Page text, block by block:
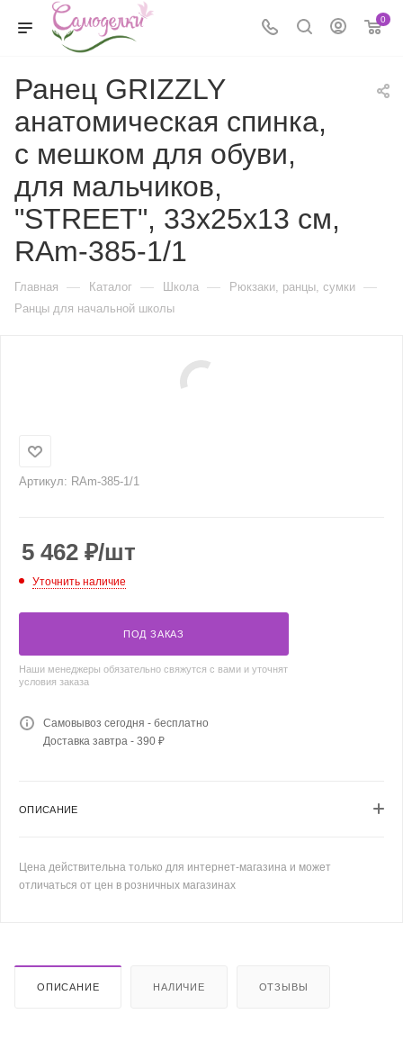
0
Ранец GRIZZLY
анатомическая спинка,
с мешком для обуви,
для мальчиков,
"STREET", 33х25х13 см,
RAm-385-1/1
Главная — Каталог — Школа — Рюкзаки, ранцы, сумки —
Ранцы для начальной школы
Артикул: RAm-385-1/1
5 462 ₽/шт
Уточнить наличие
ПОД ЗАКАЗ
Наши менеджеры обязательно свяжутся с вами и уточнят
условия заказа
Самовывоз сегодня - бесплатно
Доставка завтра - 390 ₽
ОПИСАНИЕ
Цена действительна только для интернет-магазина и может
отличаться от цен в розничных магазинах
ОПИСАНИЕ НАЛИЧИЕ ОТЗЫВЫ